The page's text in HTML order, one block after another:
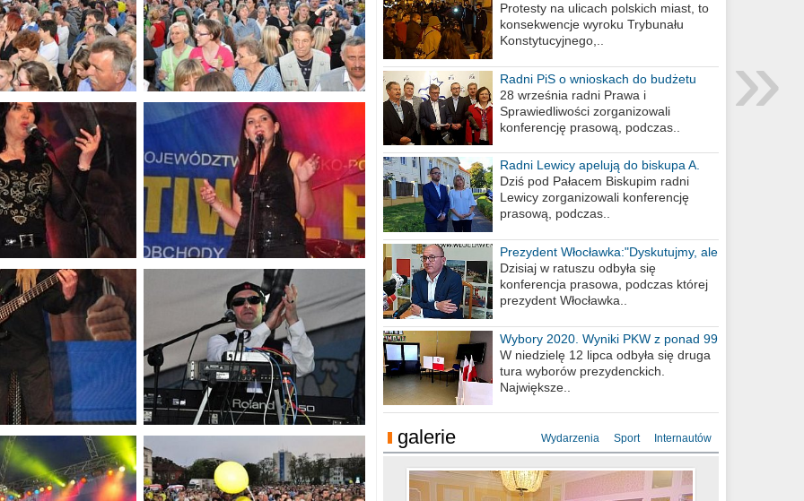
biurem poselskim PiS
Protesty na ulicach polskich miast, to
konsekwencje wyroku Trybunału
Konstytucyjnego,..
Radni PiS o wnioskach do budżetu
miasta na 2021 rok
28 września radni Prawa i
Sprawiedliwości zorganizowali
konferencję prasową, podczas..
Radni Lewicy apelują do biskupa A.
Wiesława Meringa
Dziś pod Pałacem Biskupim radni
Lewicy zorganizowali konferencję
prasową, podczas..
Prezydent Włocławka:"Dyskutujmy, ale
nie obrażajmy się”
Dzisiaj w ratuszu odbyła się
konferencja prasowa, podczas której
prezydent Włocławka..
Wybory 2020. Wyniki PKW z ponad 99
procent obwodów
W niedzielę 12 lipca odbyła się druga
tura wyborów prezydenckich.
Największe..
galerie Wydarzenia Sport Internautów
Studniówka Kopernik 2019.01.11
Studniówka LMK 2019.01.05
Studniówka ZS Ekonomicznych
2019.01.05
»